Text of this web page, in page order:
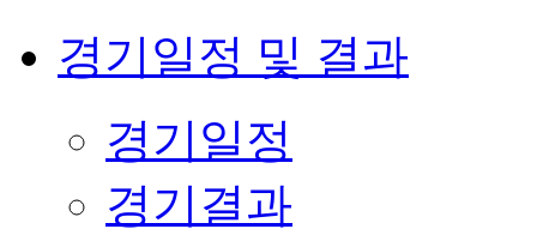
경기일정 및 결과
경기일정
경기결과